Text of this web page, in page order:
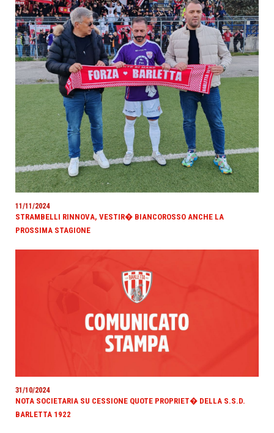
11/11/2024
STRAMBELLI RINNOVA, VESTIR� BIANCOROSSO ANCHE LA
PROSSIMA STAGIONE
31/10/2024
NOTA SOCIETARIA SU CESSIONE QUOTE PROPRIET� DELLA S.S.D.
BARLETTA 1922